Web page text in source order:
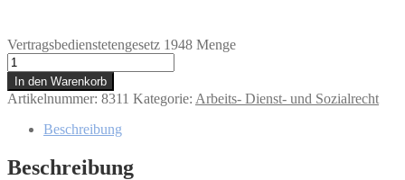
Vertragsbedienstetengesetz 1948 Menge
In den Warenkorb
Artikelnummer: 8311 Kategorie: Arbeits- Dienst- und Sozialrecht
Beschreibung
Beschreibung